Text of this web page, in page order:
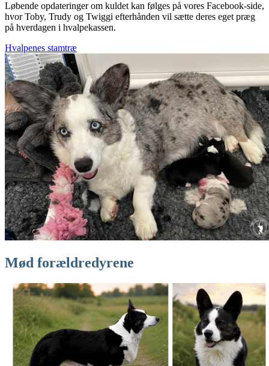
Løbende opdateringer om kuldet kan følges på vores Facebook-side,
hvor Toby, Trudy og Twiggi efterhånden vil sætte deres eget præg
på hverdagen i hvalpekassen.
Hvalpenes stamtræ
Mød forældredyrene